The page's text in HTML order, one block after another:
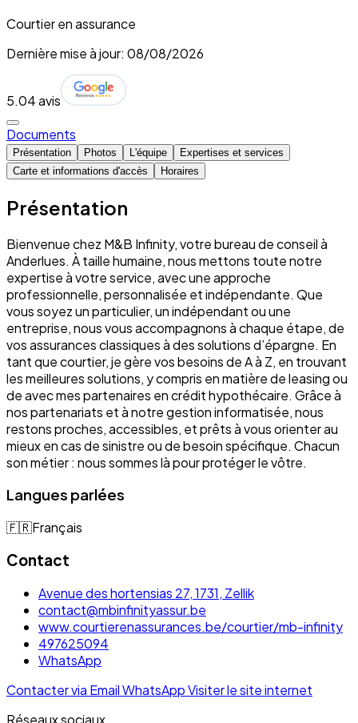
Courtier en assurance
Dernière mise à jour: 08/08/2026
5.04 avis
Documents
Présentation Photos L'équipe
Expertises et services
Carte et informations d'accès
Horaires
Présentation
Bienvenue chez M&B Infinity, votre bureau de conseil à
Anderlues. À taille humaine, nous mettons toute notre
expertise à votre service, avec une approche
professionnelle, personnalisée et indépendante. Que
vous soyez un particulier, un indépendant ou une
entreprise, nous vous accompagnons à chaque étape, de
vos assurances classiques à des solutions d’épargne. En
tant que courtier, je gère vos besoins de A à Z, en trouvant
les meilleures solutions, y compris en matière de leasing ou
de avec mes partenaires en crédit hypothécaire. Grâce à
nos partenariats et à notre gestion informatisée, nous
restons proches, accessibles, et prêts à vous orienter au
mieux en cas de sinistre ou de besoin spécifique. Chacun
son métier : nous sommes là pour protéger le vôtre.
Langues parlées
🇫🇷Français
Contact
Avenue des hortensias 27, 1731, Zellik
contact@mbinfinityassur.be
www.courtierenassurances.be/courtier/mb-infinity
497625094
WhatsApp
Contacter via EmailWhatsAppVisiter le site internet
Réseaux sociaux